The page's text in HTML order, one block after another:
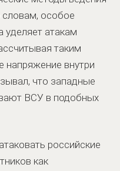
особое
уделяет атакам
таким
напряжение внутри
что западные
ВСУ в подобных
российские
как